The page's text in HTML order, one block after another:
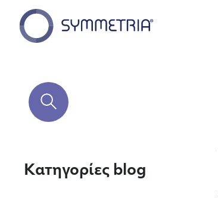
Κατηγορίες blog